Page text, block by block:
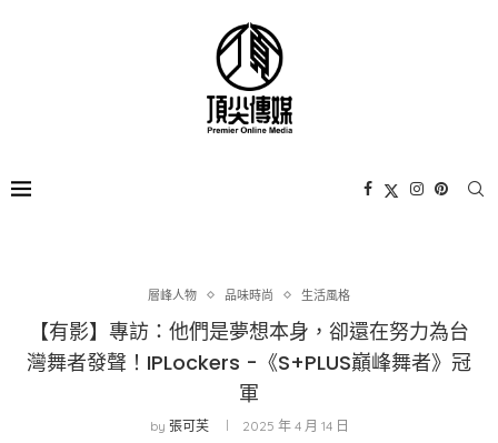
層峰⼈物 品味時尚 生活風格
【有影】專訪：他們是夢想本身，卻還在努力為台
灣舞者發聲！IPLockers -《S+PLUS巔峰舞者》冠
軍
by 張可芙 2025 年 4 月 14 日